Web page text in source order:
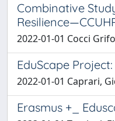
Combinative
2022-01-01 Cocci
EduScape
2022-01-01 Caprari,
Erasmus +_